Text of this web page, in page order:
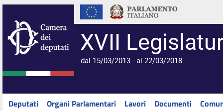
XVII
dal 15/03/2013 - al 22/03/2018
Deputati Organi Parlamentari Lavori Documenti